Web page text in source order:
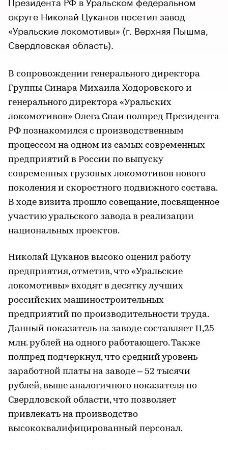
округе Николай Цуканов посетил завод
«Уральские локомотивы» (г. Верхняя Пышма,
Свердловская область).
В сопровождении генерального директора
Группы Синара Михаила Ходоровского и
генерального директора «Уральских
локомотивов» Олега Спаи полпред Президента
РФ познакомился с производственным
процессом на одном из самых современных
предприятий в России по выпуску
современных грузовых локомотивов нового
поколения и скоростного подвижного состава.
В ходе визита прошло совещание, посвященное
участию уральского завода в реализации
национальных проектов.
Николай Цуканов высоко оценил работу
предприятия, отметив, что «Уральские
локомотивы» входят в десятку лучших
российских машиностроительных
предприятий по производительности труда.
Данный показатель на заводе составляет 11,25
млн. рублей на одного работающего. Также
полпред подчеркнул, что средний уровень
заработной платы на заводе – 52 тысячи
рублей, выше аналогичного показателя по
Свердловской области, что позволяет
привлекать на производство
высококвалифицированный персонал.